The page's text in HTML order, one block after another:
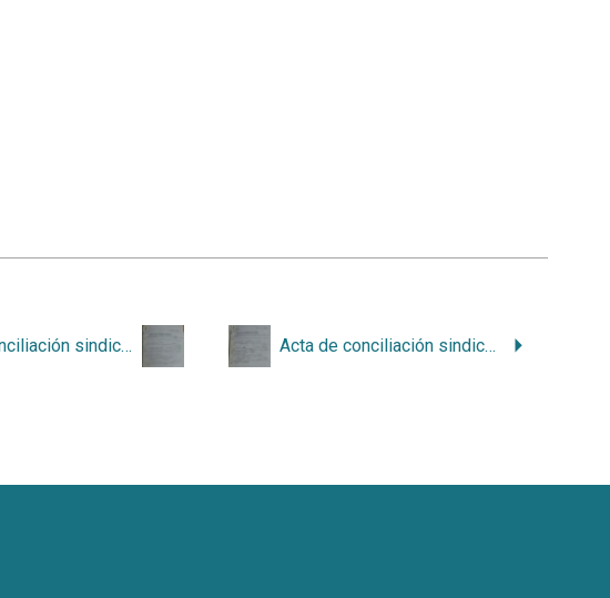
Acta de conciliación sindical de Arcos 22-1976 Acta de conciliación sindical de Arcos 20-1976